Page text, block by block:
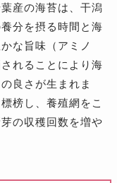
産の海苔は、干潟
分を摂る時間と海
な旨味（アミノ
れることにより海
良さが生まれま
榜し、養殖網をこ
の収穫回数を増や